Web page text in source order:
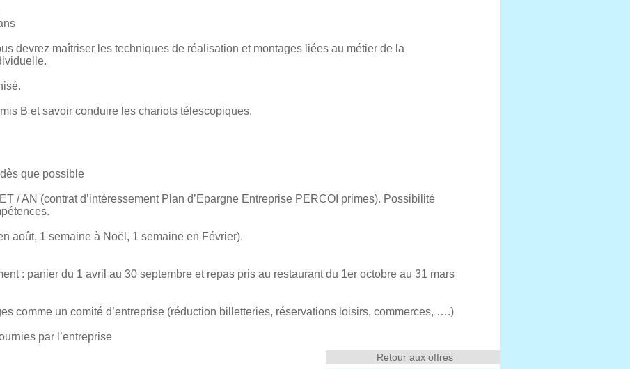
devrez maîtriser les techniques de réalisation et montages liées au métier de la
B et savoir conduire les chariots télescopiques.
que possible
/ AN (contrat d’intéressement Plan d’Epargne Entreprise PERCOI primes). Possibilité
août, 1 semaine à Noël, 1 semaine en Février).
: panier du 1 avril au 30 septembre et repas pris au restaurant du 1er octobre au 31 mars
comme un comité d’entreprise (réduction billetteries, réservations loisirs, commerces, ….)
par l’entreprise
Retour aux offres